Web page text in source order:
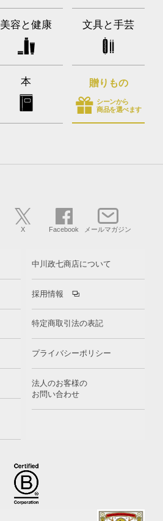
美容と健康 文具と手芸
本 贈りもの
シーンから
商品を選べます
X Facebook メールマガジン
中川政七商店について
採用情報
特定商取引法の表記
プライバシーポリシー
法人のお客様の
お問い合わせ